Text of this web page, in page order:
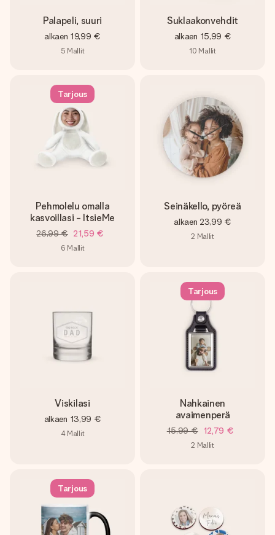
Palapeli, suuri
alkaen 19,99 €
5 Mallit
Suklaakonvehdit
alkaen 15,99 €
10 Mallit
Tarjous
Pehmolelu omalla
kasvoillasi - ItsieMe
26,99 € 21,59 €
6 Mallit
Seinäkello, pyöreä
alkaen 23,99 €
2 Mallit
Viskilasi
alkaen 13,99 €
4 Mallit
Tarjous
Nahkainen
avaimenperä
15,99 € 12,79 €
2 Mallit
Tarjous